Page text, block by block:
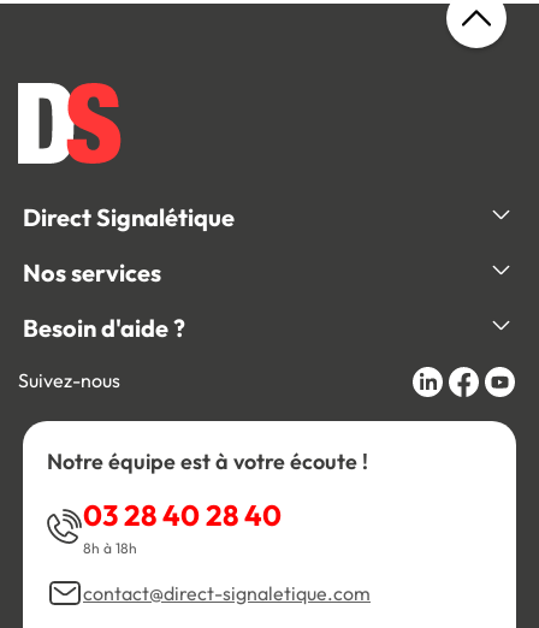
Direct Signalétique
Nos services
Besoin d'aide ?
Suivez-nous
Notre équipe est à votre écoute !
03 28 40 28 40
8h à 18h
contact@direct-signaletique.com